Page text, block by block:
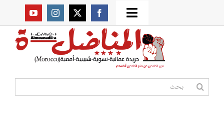
to
Toggle
Navigation
من نحن؟
البحث